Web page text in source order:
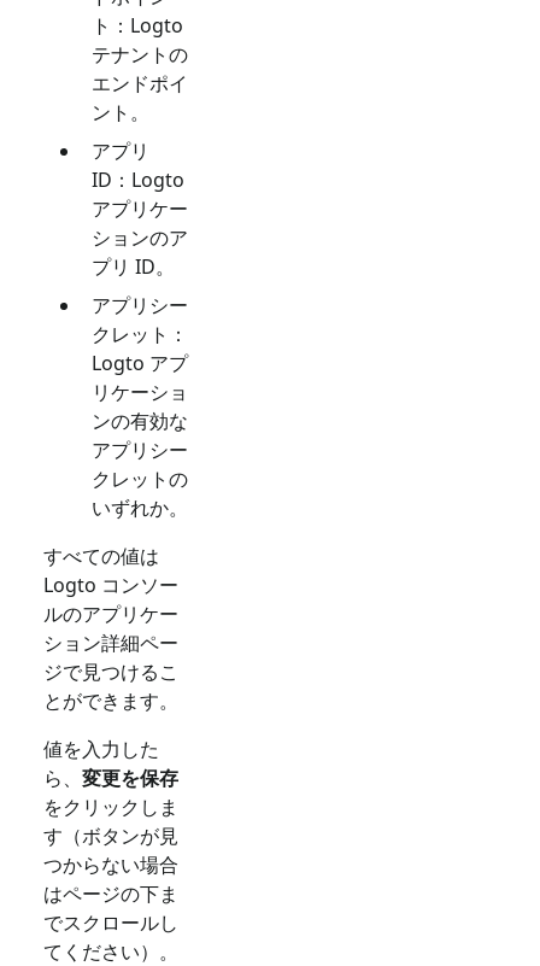
ト：Logto
テナントの
エンドポイ
ント。
アプリ
ID：Logto
アプリケー
ションのア
プリ ID。
アプリシー
クレット：
Logto アプ
リケーショ
ンの有効な
アプリシー
クレットの
いずれか。
すべての値は
Logto コンソー
ルのアプリケー
ション詳細ペー
ジで見つけるこ
とができます。
値を入力した
ら、 変更を保存
をクリックしま
す（ボタンが見
つからない場合
はページの下ま
でスクロールし
てください）。